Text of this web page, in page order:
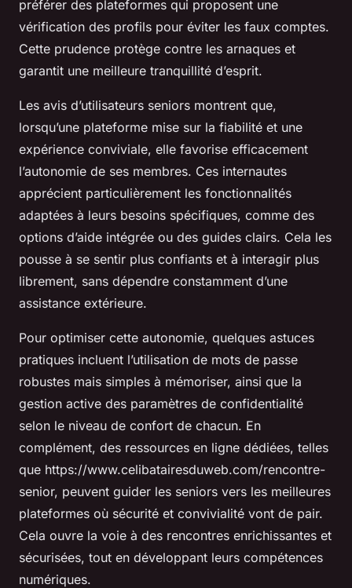
préférer des plateformes qui proposent une
vérification des profils pour éviter les faux comptes.
Cette prudence protège contre les arnaques et
garantit une meilleure tranquillité d’esprit.
Les avis d’utilisateurs seniors montrent que,
lorsqu’une plateforme mise sur la fiabilité et une
expérience conviviale, elle favorise efficacement
l’autonomie de ses membres. Ces internautes
apprécient particulièrement les fonctionnalités
adaptées à leurs besoins spécifiques, comme des
options d’aide intégrée ou des guides clairs. Cela les
pousse à se sentir plus confiants et à interagir plus
librement, sans dépendre constamment d’une
assistance extérieure.
Pour optimiser cette autonomie, quelques astuces
pratiques incluent l’utilisation de mots de passe
robustes mais simples à mémoriser, ainsi que la
gestion active des paramètres de confidentialité
selon le niveau de confort de chacun. En
complément, des ressources en ligne dédiées, telles
que https://www.celibatairesduweb.com/rencontre-
senior, peuvent guider les seniors vers les meilleures
plateformes où sécurité et convivialité vont de pair.
Cela ouvre la voie à des rencontres enrichissantes et
sécurisées, tout en développant leurs compétences
numériques.